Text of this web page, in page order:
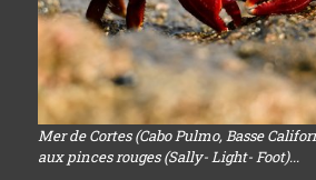
Mer de Cortes (Cabo Pulmo, Basse
aux pinces rouges (Sally- Light- Foot)...